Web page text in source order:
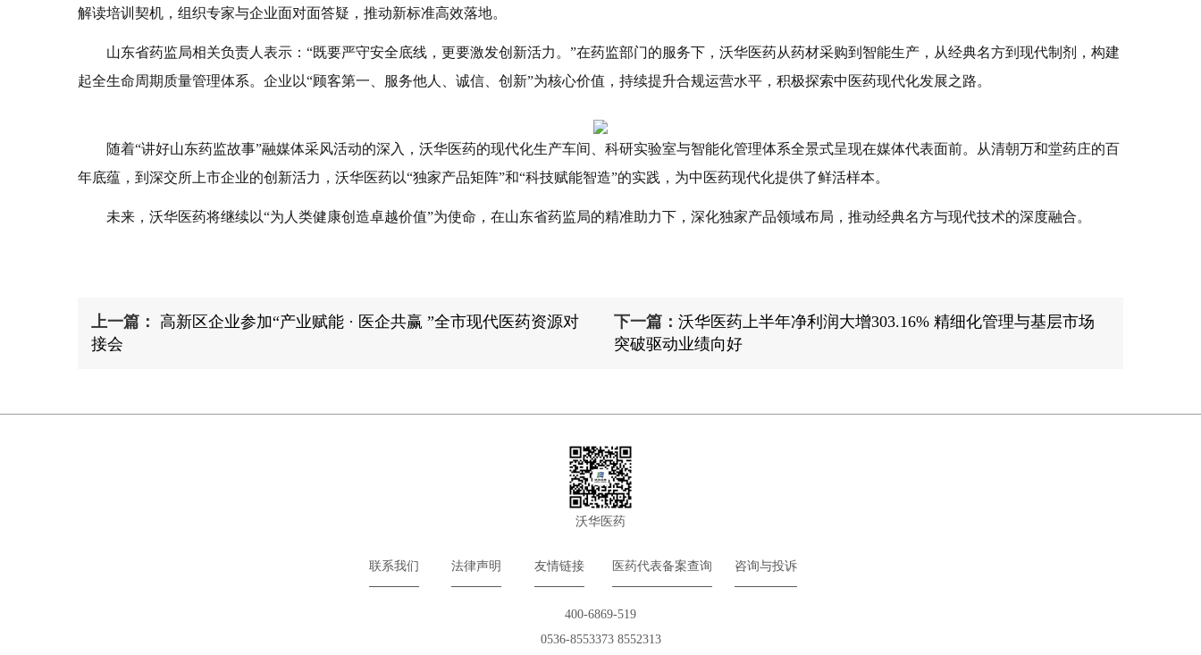
解读培训契机，组织专家与企业面对面答疑，推动新标准高效落地。
山东省药监局相关负责人表示： “既要严守安全底线，更要激发创新活力。”在药监部门的服务下，沃华医药从药材采购到智能生产，从经典名方到现代制剂，构建
起全生命周期质量管理体系。企业以“顾客第一、服务他人、诚信、创新”为核心价值，持续提升合规运营水平，积极探索中医药现代化发展之路。
随着“讲好山东药监故事”融媒体采风活动的深入，沃华医药的现代化生产车间、科研实验室与智能化管理体系全景式呈现在媒体代表面前。从清朝万和堂药庄的百
年底蕴，到深交所上市企业的创新活力，沃华医药以“独家产品矩阵”和“科技赋能智造”的实践，为中医药现代化提供了鲜活样本。
未来，沃华医药将继续以“为人类健康创造卓越价值”为使命，在山东省药监局的精准助力下，深化独家产品领域布局，推动经典名方与现代技术的深度融合。
上一篇： 高新区企业参加“产业赋能 · 医企共赢 ”全市现代医药资源对
接会
下一篇： 沃华医药上半年净利润大增303.16% 精细化管理与基层市场
突破驱动业绩向好
沃华医药
联系我们 法律声明 友情链接 医药代表备案查询 咨询与投诉
400-6869-519
0536-8553373 8552313